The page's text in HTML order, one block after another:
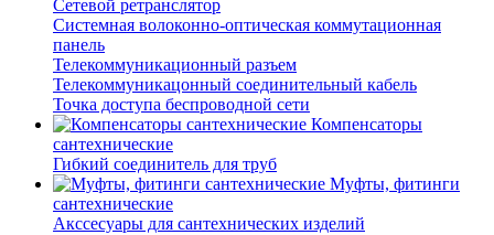
Сетевой ретранслятор
Системная волоконно-оптическая коммутационная
панель
Телекоммуникационный разъем
Телекоммуникацонный соединительный кабель
Точка доступа беспроводной сети
Компенсаторы
сантехнические
Гибкий соединитель для труб
Муфты, фитинги
сантехнические
Акссесуары для сантехнических изделий